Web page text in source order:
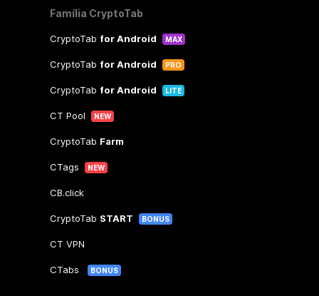
Família CryptoTab
CryptoTab for Android MAX
CryptoTab for Android PRO
CryptoTab for Android LITE
CT Pool NEW
CryptoTab Farm
CTags NEW
CB.click
CryptoTab START BONUS
CT VPN
CTabs BONUS